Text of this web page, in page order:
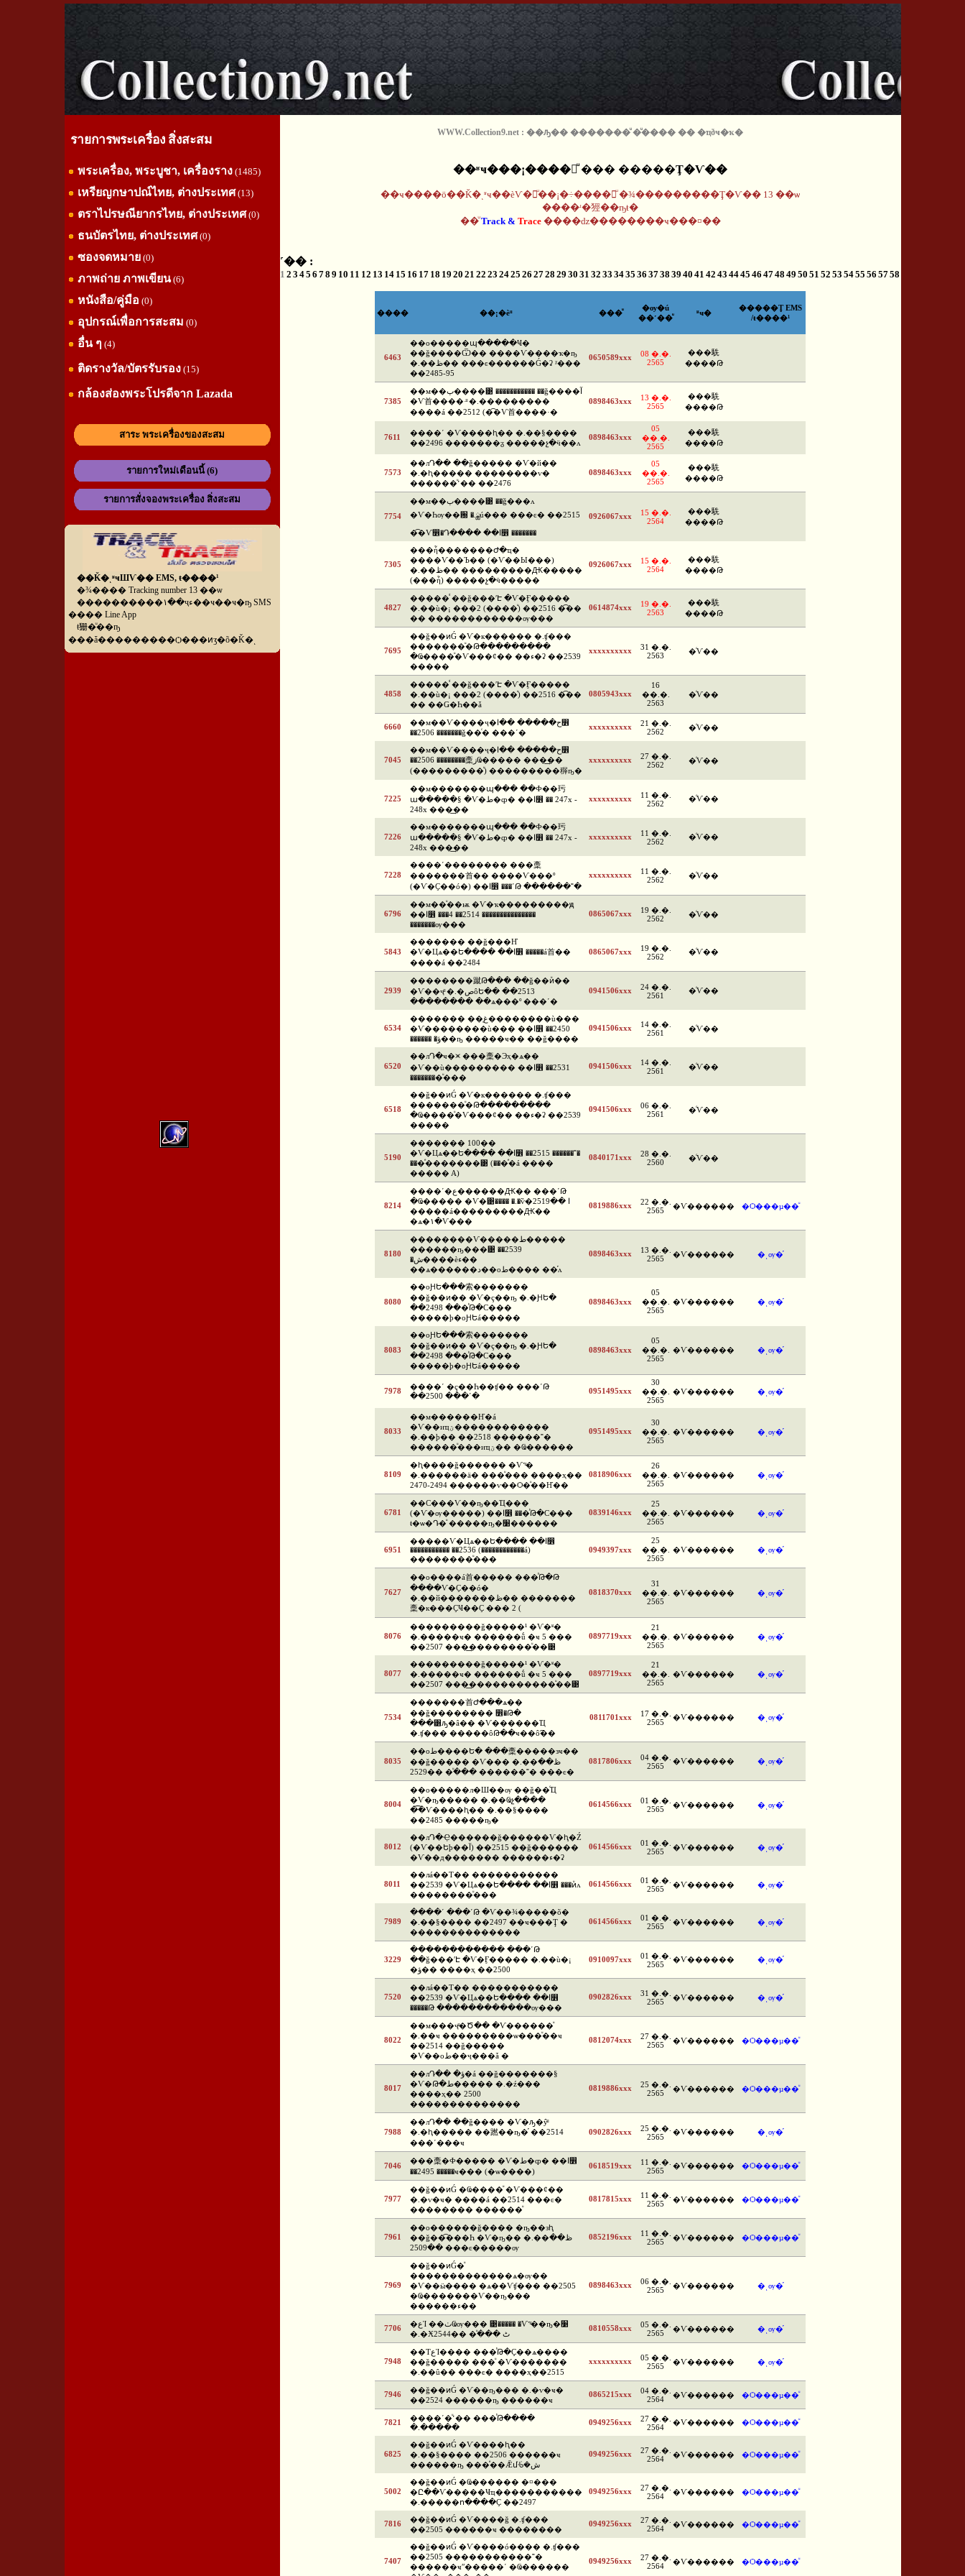
รายการพระเครื่อง สิ่งสะสม
พระเครื่อง, พระบูชา, เครื่องราง(1485)
เหรียญกษาปณ์ไทย, ต่างประเทศ(13)
ตราไปรษณียากรไทย, ต่างประเทศ(0)
ธนบัตรไทย, ต่างประเทศ(0)
ซองจดหมาย(0)
ภาพถ่าย ภาพเขียน(6)
หนังสือ/คู่มือ (0)
อุปกรณ์เพื่อการสะสม (0)
อื่น ๆ (4)
ติดรางวัล/บัตรรับรอง(15)
กล้องส่องพระโปรดีจาก Lazada
สาระ พระเครื่องของสะสม
รายการใหม่เดือนนี้ (6)
รายการสั่งจองพระเครื่อง สิ่งสะสม
��Ǩ�ͺʶҹШѴ�� EMS, ŧ����¹
�¾���� Tracking number 13 ��ѡ
����������١��ҷء��ҹ��ҹ�ҧ SMS
���� Line App
ŧ㹪�ͧ��ҧ
���ǡ���������Ѻ���ͷӡ�õ�Ǩ�ͺ
WWW.Collection9.net : ��ԡ�� �������ͧ �ͧ���� �� �ҵðҹ�ҡ�
��ʶҹ���¡����觨ͧ ��� �����Ţ�Ѵ��
��ҹ����ö��Ǩ�ͺʶҹ��èѴ�觢ͧ��¡�÷����觨ͧ �¾���������Ţ�Ѵ�� 13 ��ѡ
����ʴ�㹵��ҧŧ�
��ͧ Track & Trace ����ǳ��������ҹ���¤��
˹�� :
1 2 3 45 6 78 9 10 11 12 13 14 15 16 17 18 19 20 21 22 23 2425 26 2728 29 30 31 32 33 3435 36 3738 39 40 41 42 43 4445 46 4748 49 50 51 52 53 5455 56 5758
���� ��¡�èͧ ���ͧ
�ѹ�ú
��˹��ͧ
ʶҹ�
�����Ţ EMS
/ŧ����¹
6463
��о�����պ�����Ҹ�
��ǧ����Ѿ�� ����Ѵ����ҡ�ҧ
�.��ظ�� ���ͼ������Ǵ�ʡ ᵡ���
��2485-95
0650589xxx
08 �.�.
2565
���駪
����Թ
7385
��м��ٻ����͹ ����������� ��ǧ����آ
�Ѵ⾸����·ͧ �.���������
����á ��2512 (�͡�Ѵ⾸����·�
0898463xxx
13 �.�.
2565
���駪
����Թ
7611
����ʹ �Ѵ����ԧ�� �.��§����
��2496 �������ᵹ �����չ�ӵ��ᴧ
0898463xxx
05
��.�.
2565
���駪
����Թ
7573
��лԴ�� ��ǧ����� �Ѵ�й��
�.�ԧ����� ��������ѵ�
������ͧ˹�� ��2476
0898463xxx
05
��.�.
2565
���駪
����Թ
7754
��м��ٻ����͹ ��ǧ���ᴧ
�Ѵ�Һѹ��԰ �.ྪú��� ���ͼ� ��2515
�͡�Ѵ෾�Դ���� ��ا෾ �������
0926067xxx
15 �.�.
2564
���駪
����Թ
7305
���ἧ�������Ժ�ҵ�
����Ѵ��Ъ�� (�Ѵ��Ы���)
�.��ظ�� ���������Ԫ�����
(���ἧ) �����չ�ӵ�����
0926067xxx
15 �.�.
2564
���駪
����Թ
4827
�����ⷹ ��ǧ���ʹԷ �Ѵ�Ӻ�����
�.��ù�¡ ���2 (����ͧ) ��2516 �͡��
�� ������������ѹ���
0614874xxx
19 �.�.
2563
���駪
����Թ
7695
��ǧ��ͷǴ �Ѵ�к������ �.ʧ���
�������ͧ�Թ���������
�Ҩ����ͧ�Ѵ���¢�� ��ء�ʡ ��2539
�����
xxxxxxxxxx
31 �.�.
2563
�ͨѴ��
4858
�����ⷹ ��ǧ���ʹԷ �Ѵ�Ӻ�����
�.��ù�¡ ���2 (����ͧ) ��2516 �͡��
�� ��Ǥ�Һ��ǡ
0805943xxx
16
��.�.
2563
�ͨѴ��
6660
��м��Ѵ����ҷ�ح����� ��ا෾
��2506 �������ǧ��ͨ� ���ʹ�
xxxxxxxxxx
21 �.�.
2562
�ͨѴ��
7045
��м��Ѵ����ҷ�ح����� ��ا෾
��2506 ��������稾زҨ����� ���͢��
(���������ͧ) ���������稺ҧ�
xxxxxxxxxx
27 �.�.
2562
�ͨѴ��
7225
��м�������պ��� ��Ф��㺮
ա�����§ �Ѵ�ط�ȹ� ��ا෾ �� 247x -
248x ���͢��
xxxxxxxxxx
11 �.�.
2562
�ͨѴ��
7226
��м�������պ��� ��Ф��㺮
ա�����§ �Ѵ�ط�ȹ� ��ا෾ �� 247x -
248x ���͢��
xxxxxxxxxx
11 �.�.
2562
�ͨѴ��
7228
����ʹ�������� ���稾
�������⾸�� ����Ѵ���º
(�Ѵ�Ҫ��ó�) ��ا෾ ���ʹԹ ������˭�
xxxxxxxxxx
11 �.�.
2562
�ͨѴ��
6796
��м��ͧ��ѭ �Ѵ�ҡ���������ԭ
��ا෾ ���4 ��2514 ���������������
�������ѹ���
0865067xxx
19 �.�.
2562
�ͨѴ��
5843
������� ��ǧ���Ҥ
�Ѵ�Цѧ��Ե���� ��ا෾ �����á⾸��
����á ��2484
0865067xxx
19 �.�.
2562
�ͨѴ��
2939
��������蹴Թ��� ��ǧ��ͷͧ��
�Ѵ��ҷͧ �.�صôԵ�� ��2513
�������� ��ѧ���º ���ʹ�
0941506xxx
24 �.�.
2561
�ͨѴ��
6534
������� ��غ֧��������ù���
�Ѵ��������ù��� ��ا෾ ��2450
������ �ؤ��ҧ �����ҹ�� ��ǧ����
0941506xxx
14 �.�.
2561
�ͨѴ��
6520
��лԴ�ҹ�⪤ ���稾�Эҳ�ѧ��
�Ѵ��ù��������� ��ا෾ ��2531
��������ͧ���
0941506xxx
14 �.�.
2561
�ͨѴ��
6518
��ǧ��ͷǴ �Ѵ�к������ �.ʧ���
�������ͧ�Թ���������
�Ҩ����ͧ�Ѵ���¢�� ��ء�ʡ ��2539
�����
0941506xxx
06 �.�.
2561
�ͨѴ��
5190
������� 100��
�Ѵ�Цѧ��Ե���� ��ا෾ ��2515 ������˭�
���ͤ�������͹ (���ͤ�á ����
����� A)
0840171xxx
28 �.�.
2560
�ͨѴ��
8214
����ʹ�ع������Ԫ�� ���ʹԹ
�Ҩ����� �Ѵ�͹���� �.�ѷ�ا ��2519
�����á���������Ԫ��
�ѧ�١�Ѵ���
0819886xxx
22 �.�.
2565
�Ѵ������ �Ѻ���µ��ͧ
8180
��������Ѵ�����ط�����
������ҧ���͹ ��2539
�ش����èء��
��ѧ������د��оط���� ��֡ᴧ
0898463xxx
13 �.�.
2565
�Ѵ������ �ͺѹ�֡
8080
��оԨԵ���索�������
��ǧ��ͷ�� �Ѵ�ç��ҧ �.�ԨԵ�
��2498 ���ͪԹ�С���
�����þ�оԨԵá�����
0898463xxx
05
��.�.
2565
�Ѵ������ �ͺѹ�֡
8083
��оԨԵ���索�������
��ǧ��ͷ�� �Ѵ�ç��ҧ �.�ԨԵ�
��2498 ���ͪԹ�С���
�����þ�оԨԵá�����
0898463xxx
05
��.�.
2565
�Ѵ������ �ͺѹ�֡
7978
����ʹ �ç��Һ��ʧ�� ���ʹԹ
��2500 ���ʹ�
0951495xxx
30
��.�.
2565
�Ѵ������ �ͺѹ�֡
8033
��м������Ҥ�á
�Ѵ��иҵؾ������������
�.��þ�� ��2518 ������˭�
������ͧ���иҵؾ�� �Ҩ������
0951495xxx
30
��.�.
2565
�Ѵ������ �ͺѹ�֡
8109
�ԧ����ǧ������ �Ѵ˹ͧ�
�.������ä� ���ͧ��� ����ҳ��
2470-2494 ������ѵ��Ѻ�ͧ��Ҥ��
0818906xxx
26
��.�.
2565
�Ѵ������ �ͺѹ�֡
6781
��С���Ѵ��ҧ��Ҵ���
(�Ѵ�ѹ�����) ��ا෾ ���ͪԹ�С���
ŧ�ѡ�Դ�ͧ �����ҧ�׹������
0839146xxx
25
��.�.
2565
�Ѵ������ �ͺѹ�֡
6951
�����Ѵ�Цѧ��Ե���� ��ا෾
����������� ��2536 (������������á)
��������ͧ���
0949397xxx
25
��.�.
2565
�Ѵ������ �ͺѹ�֡
7627
��о����á⾸����� ���ͪԹ�Թ
����Ѵ�Ҫ��ó�
�.��й�������ظ�� �������
稾�к���ҪҸ��Ҫ ��� 2 (
0818370xxx
31
��.�.
2565
�Ѵ������ �ͺѹ�֡
8076
���������ǧ�����¹ �Ѵ�ʶ�
�.�����ҹ� ������ṹ �ҹ 5 ���
��2507 ���͢��������ͧ��͹
0897719xxx
21
��.�.
2565
�Ѵ������ �ͺѹ�֡
8077
���������ǧ�����¹ �Ѵ�ʶ�
�.�����ҹ� ������ṹ �ҹ 5 ���
��2507 ���͢�����������ͧ��͹
0897719xxx
21
��.�.
2565
�Ѵ������ �ͺѹ�֡
7534
�������⾸Ժ���ѧ��
��ǧ�������� ෾�Թ�
���͸ԡ�â�� �Ѵ������Ҵ
�.ʧ��� �����ôԹ��ҹ��ô͡��
0811701xxx
17 �.�.
2565
�Ѵ������ �ͺѹ�֡
8035
��оط����Ե� ���稾�����зҹ��
��ǧ����� �Ѵ��� �.��ظ��
����ͧ ��2529 ������˭� ���ͼ�
0817806xxx
04 �.�.
2565
�Ѵ������ �ͺѹ�֡
8004
��о�����л�Ш��ѹ ��ǧ��ͨҴ
�Ѵ�ҧ����� �.��Ҩչ����
�͡�Ѵ����ԧ�� �.��§����
��2485 �����ҧ�
0614566xxx
01 �.�.
2565
�Ѵ������ �ͺѹ�֡
8012
��лԴ�Ҿ������ǧ������Ѵ�ԧ�Ź
(�Ѵ��Եþ��آ) ��2515 ��ǧ������
�Ѵ��д������� ������ء�ʡ
0614566xxx
01 �.�.
2565
�Ѵ������ �ͺѹ�֡
8011
��лá��Т�� �����������
��2539 �Ѵ�Цѧ��Ե���� ��ا෾ ���ͷͧᴧ
��������ͧ���
0614566xxx
01 �.�.
2565
�Ѵ������ �ͺѹ�֡
7989
����ʹ ���ʹԹ �Ѵ��¾�����õ�
�.��§���� ��2497 ��ҹ���Ţ �
��������������
0614566xxx
01 �.�.
2565
�Ѵ������ �ͺѹ�֡
3229
������������ ���ʹԹ
��ǧ���ʹԷ �Ѵ�Ӻ����� �.��ù�¡
�ؤ�� ����ҳ ��2500
0910097xxx
01 �.�.
2565
�Ѵ������ �ͺѹ�֡
7520
��лá��Т�� �����������
��2539 �Ѵ�Цѧ��Ե���� ��ا෾
�����Թ ������������ѹ���
0902826xxx
31 �.�.
2565
�Ѵ������ �ͺѹ�֡
8022
��м���ҷͧ�Ծ�� �Ѵ������ͧ
�.��ҹ ���������ѡ���ͧ��ҹ
��2514 ��ǧ�����
�Ѵ��оط��ҷ���ǡ �
0812074xxx
27 �.�.
2565
�Ѵ������ �Ѻ���µ��ͧ
8017
��лԴ�� �ؤ�á ��ǧ�������§
�Ѵ�Թ�ط����� �.�ź���
����ҳ�� 2500
��������������
0819886xxx
25 �.�.
2565
�Ѵ������ �Ѻ���µ��ͧ
7988
��лԴ�� ��ǧ���� �Ѵ�ԡ�ŷͧ
�.�ԧ����� ��蹨��ҧ�֡ ��2514
���ʹ���ҹ
0902826xxx
25 �.�.
2565
�Ѵ������ �ͺѹ�֡
7046
���稾�Ф����� �Ѵ�ط�ȹ� ��ا෾
��2495 �����ҹ��� (�ѡ����)
0618519xxx
11 �.�.
2565
�Ѵ������ �Ѻ���µ��ͧ
7977
��ǧ��ͷǴ �Ҩ����ͧ �Ѵ���¢��
�.�ѵ�ҹ� ����á ��2514 ���ͼ�
�������� ������ͧ
0817815xxx
11 �.�.
2565
�Ѵ������ �Ѻ���µ��ͧ
7961
��о������ǧ���� �ҧ��зԧ
��ǧ��͡���Һ �Ѵ�ҧ�� �.��ظ��
��2509 ���ͼ�����ѹ
0852196xxx
11 �.�.
2565
�Ѵ������ �Ѻ���µ��ͧ
7969
��ǧ��ͷǴ�ͧ
�������������ѧ�ѹ��
�Ѵ��ӹ���� �ѧ��Ѵʧ��� ��2505
�Ҩ�������Ѵ��ҧ���
������ء��
0898463xxx
06 �.�.
2565
�Ѵ������ �ͺѹ�֡
7706
�عἹ ��ٺҨѹ��� ͹����� �Ѵ˹ͧ��ҧ�׹
�.�Ӿٹ ����ͧ ��2544
0810558xxx
05 �.�.
2565
�Ѵ������ �ͺѹ�֡
7948
��ТعἹ���� ���ͪԹ�Ҫ��ѧ����
��ǧ����� ���ͧ �Ѵ�������
�.��û�� ���ͼ� ����ҳ��2515
xxxxxxxxxx
05 �.�.
2565
�Ѵ������ �ͺѹ�֡
7946
��ǧ��ͷǴ �Ѵ��ҧ��� �.�ѵ�ҹ�
��2524 ������ҧ ������ҹ
0865215xxx
04 �.�.
2564
�Ѵ������ �Ѻ���µ��ͧ
7821
����ʹ�ͧ˹�� ���ͪԹ����
�.�����
0949256xxx
27 �.�.
2564
�Ѵ������ �Ѻ���µ��ͧ
6825
��ǧ��ͷǴ �Ѵ����ԧ��
�.��§���� ��2506 ������ҹ
������ҧ ���ͤ��Ǣմᢹ�ش
0949256xxx
27 �.�.
2564
�Ѵ������ �Ѻ���µ��ͧ
5002
��ǧ��ͷǴ �Ҩ������ �¤���
�Ը��Ѵ�����Ҹҵ�����������
�.�����ո����Ҫ ��2497
0949256xxx
27 �.�.
2564
�Ѵ������ �Ѻ���µ��ͧ
7816
��ǧ��ͷǴ �Ѵ����ǧ �.ʧ���
��2505 ������ҹ ��������
0949256xxx
27 �.�.
2564
�Ѵ������ �Ѻ���µ��ͧ
7407
��ǧ��ͷǴ �Ѵ����ó���� �.ʧ���
��2505 �����������˭�
������ҹʺ�����ʹ �Ҩ������
0949256xxx
27 �.�.
2564
�Ѵ������ �Ѻ���µ��ͧ